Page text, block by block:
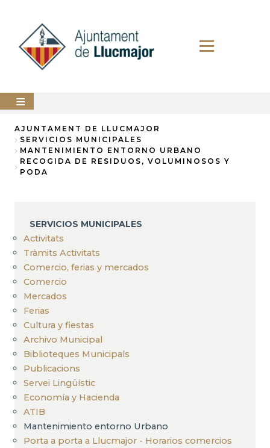
contenido
principal
AYUNTAMIENTO
LLUCMAJOR
SERVICIOS
DEL
CONTRATANTE
ANUNCIOS
Sobrescribir
enlaces
la
navegación
AJUNTAMENT DE LLUCMAJOR
SERVICIOS MUNICIPALES
MANTENIMIENTO ENTORNO URBANO
RECOGIDA DE RESIDUOS, VOLUMINOSOS Y
PODA
SERVICIOS MUNICIPALES
Activitats
Tràmits Activitats
Comercio, ferias y mercados
Comercio
Mercados
Ferias
Cultura y fiestas
Archivo Municipal
Biblioteques Municipals
Publicacions
Servei Lingüístic
Economía y Hacienda
ATIB
Mantenimiento entorno Urbano
Porta a porta a Llucmajor - Horarios comercios